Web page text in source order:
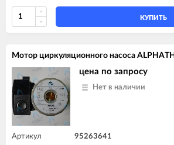
ALPHATHERM SIGMA PTD
ALPHATHERM SIGMA PTS
ALPHATHERM SIGMA PTS
КУПИТЬ
Мотор циркуляционного насоса
цена по запросу
Нет в наличии
Артикул 95263641